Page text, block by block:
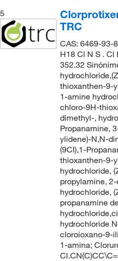
5
TRC
CAS: 6469-93-
H18 Cl N S . Cl
352.32
thioxanthen-9-
1-amine
chloro-9H-
dimethyl-,
Propanamine,
ylidene)-N,N-
(9CI),1-
thioxanthen-9-
hydrochloride,
propylamine,
hydrochloride,
propanamine
hydrochloride
cloroioxano-9-
1-amina;